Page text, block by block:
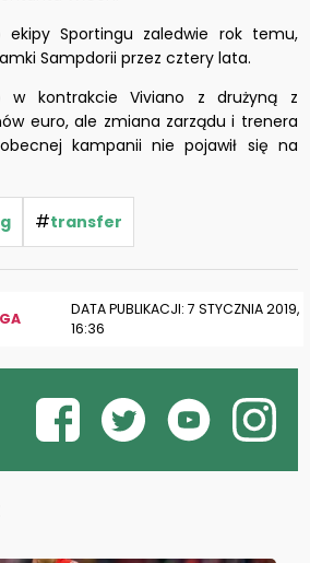
ekipy Sportingu zaledwie rok temu,
Sampdorii przez cztery lata.
w kontrakcie Viviano z drużyną z
euro, ale zmiana zarządu i trenera
kampanii nie pojawił się na
#transfer
DATA PUBLIKACJI: 7 STYCZNIA 2019,
16:36